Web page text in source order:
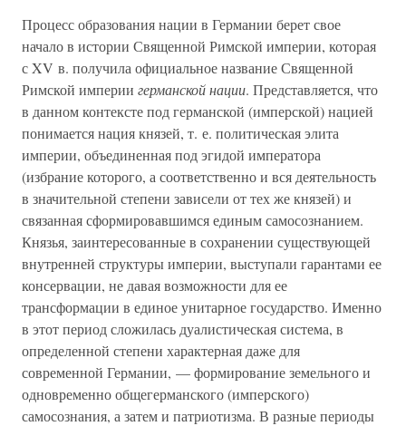
Процесс образования нации в Германии берет свое
начало в истории Священной Римской империи, которая
с XV в. получила официальное название Священной
Римской империи германской нации. Представляется, что
в данном контексте под германской (имперской) нацией
понимается нация князей, т. е. политическая элита
империи, объединенная под эгидой императора
(избрание которого, а соответственно и вся деятельность
в значительной степени зависели от тех же князей) и
связанная сформировавшимся единым самосознанием.
Князья, заинтересованные в сохранении существующей
внутренней структуры империи, выступали гарантами ее
консервации, не давая возможности для ее
трансформации в единое унитарное государство. Именно
в этот период сложилась дуалистическая система, в
определенной степени характерная даже для
современной Германии, — формирование земельного и
одновременно общегерманского (имперского)
самосознания, а затем и патриотизма. В разные периоды